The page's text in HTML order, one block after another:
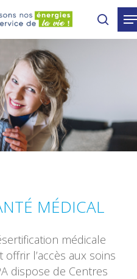
MÉDICAL
médicale
l’accès aux soins
dispose de Centres